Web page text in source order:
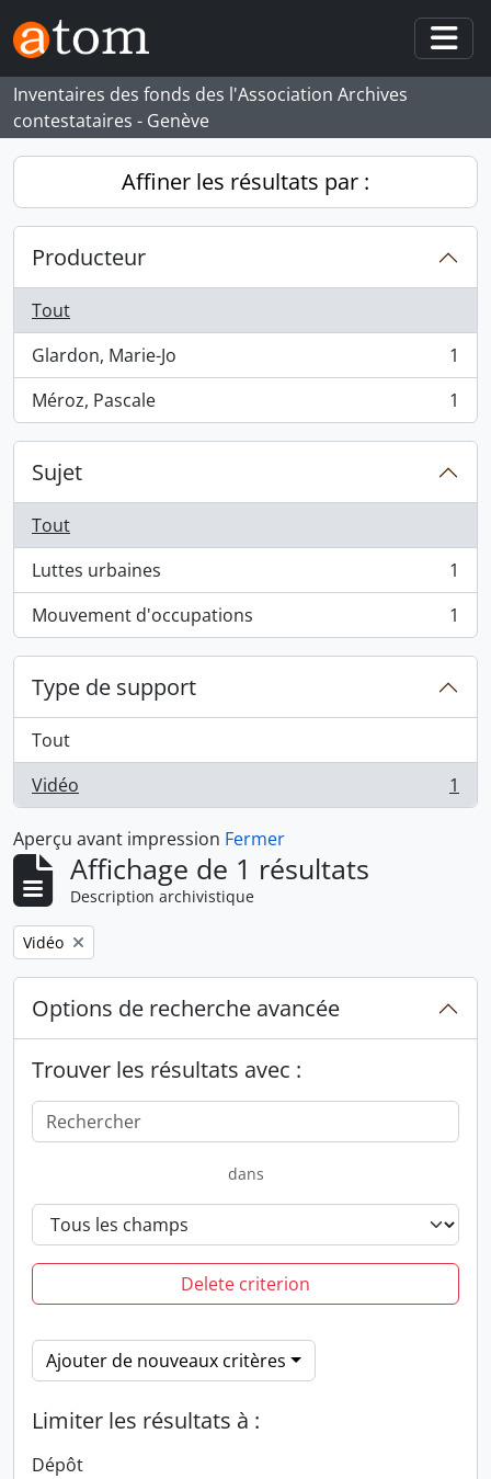
Skip to main content
Inventaires des fonds des l'Association Archives
contestataires - Genève
Affiner les résultats par :
Producteur
Tout
Glardon, Marie-Jo
, 1 résultats
1
Méroz, Pascale
, 1 résultats 1
Sujet
Tout
Luttes urbaines
, 1 résultats
1
Mouvement d'occupations
, 1 résultats 1
Type de support
Tout
Vidéo
, 1 résultats 1
Aperçu avant impression Fermer
Affichage de 1 résultats
Description archivistique
Remove filter:
Vidéo
Options de recherche avancée
Trouver les résultats avec :
dans
Delete criterion
Ajouter de nouveaux critères
Limiter les résultats à :
Dépôt